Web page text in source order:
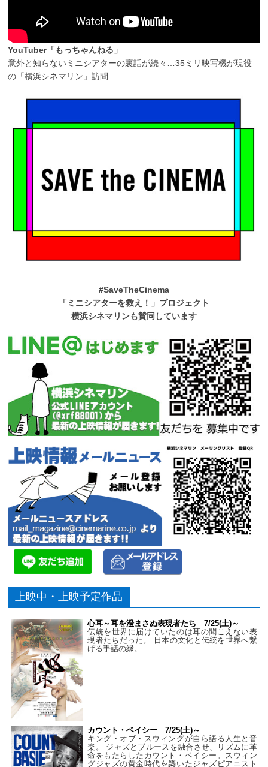
YouTuber「もっちゃんねる」
意外と知らないミニシアターの裏話が続々…35ミリ映写機が現役
の「横浜シネマリン」訪問
#SaveTheCinema
「ミニシアターを救え！」プロジェクト
横浜シネマリンも賛同しています
上映中・上映予定作品
心耳～耳を澄まさぬ表現者たち 7/25(土)～
伝統を世界に届けていたのは耳の聞こえない表
現者たちだった。 日本の文化と伝統を世界へ繋
げる手話の縁。
カウント・ベイシー 7/25(土)～
キング・オブ・スウィングが自ら語る人生と音
楽。 ジャズとブルースを融合させ、リズムに革
命をもたらしたカウント・ベイシー。スウィン
グジャズの黄金時代を築いたジャズピアニスト